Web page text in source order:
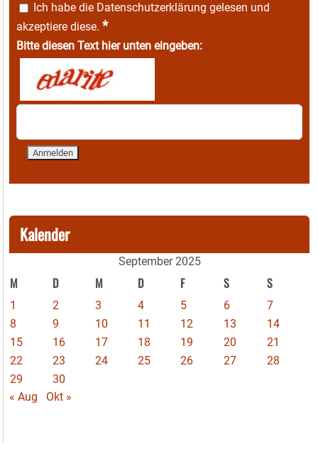
Ich habe die Datenschutzerklärung gelesen und
akzeptiere diese. *
Bitte diesen Text hier unten eingeben:
Kalender
September 2025
M D M D F S S
1 2 3 4 5 6
7
8
9 10 11 12 13
14
15
16 17 18 19 20
21
22
23 24 25 26 27
28
29
30
« Aug
Okt »